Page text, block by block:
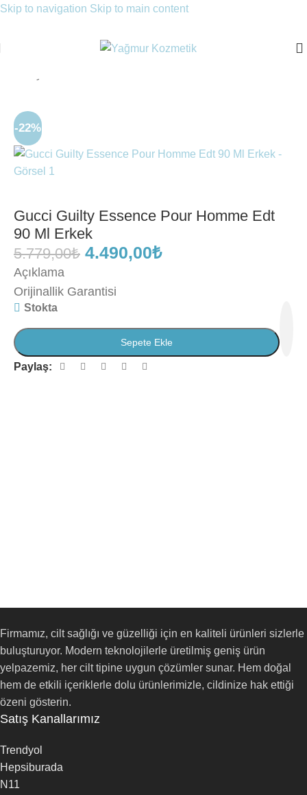
Skip to navigation Skip to main content
-22%
Gucci Guilty Essence Pour Homme Edt
90 Ml Erkek
5.779,00₺ 4.490,00₺
Açıklama
Orijinallik Garantisi
Stokta
Sepete Ekle
Paylaş:
Firmamız, cilt sağlığı ve güzelliği için en kaliteli ürünleri sizlerle
buluşturuyor. Modern teknolojilerle üretilmiş geniş ürün
yelpazemiz, her cilt tipine uygun çözümler sunar. Hem doğal
hem de etkili içeriklerle dolu ürünlerimizle, cildinize hak ettiği
özeni gösterin.
Satış Kanallarımız
Trendyol
Hepsiburada
N11